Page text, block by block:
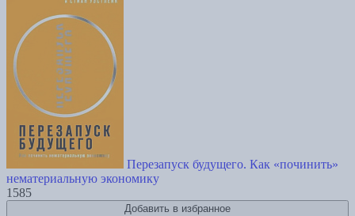
Перезапуск будущего. Как «починить»
нематериальную экономику
1585
Добавить в избранное